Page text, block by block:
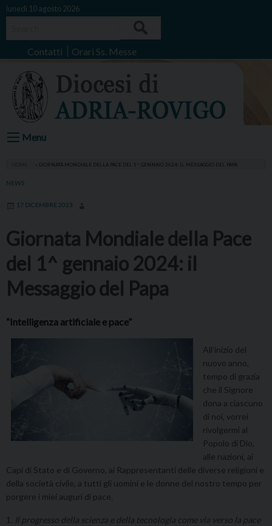
Skip
lunedì 10 agosto 2026
Contatti Orari Ss. Messe
Menu
HOME GIORNATA MONDIALE DELLA PACE DEL 1^ GENNAIO 2024: IL MESSAGGIO DEL PAPA
NEWS
17 DICEMBRE 2023
Giornata Mondiale della Pace
del 1^ gennaio 2024: il
Messaggio del Papa
“Intelligenza artificiale e pace”
All’inizio del
nuovo anno,
tempo di grazia
che il Signore
dona a ciascuno
di noi, vorrei
rivolgermi al
Popolo di Dio,
alle nazioni, ai
Capi di Stato e di Governo, ai Rappresentanti delle diverse religioni e
della società civile, a tutti gli uomini e le donne del nostro tempo per
porgere i miei auguri di pace.
1. Il progresso della scienza e della tecnologia come via verso la pace